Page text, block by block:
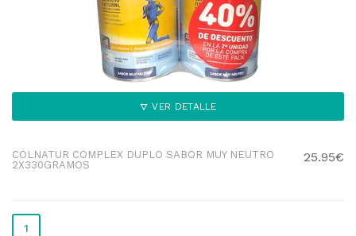
VER DETALLE
COLNATUR COMPLEX DUPLO SABOR MUY NEUTRO
2X330GRAMOS
25.95€
1